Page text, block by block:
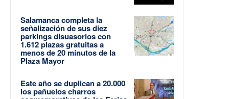
Salamanca completa la
señalización de sus diez
parkings disuasorios con
1.612 plazas gratuitas a
menos de 20 minutos de la
Plaza Mayor
Este año se duplican a 20.000
los pañuelos charros